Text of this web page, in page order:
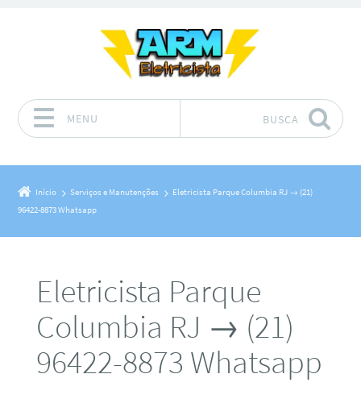
MENU BUSCA
Início Serviços e Manutenções
Eletricista Parque Columbia RJ → (21)
96422-8873 Whatsapp
Eletricista Parque
Columbia RJ → (21)
96422-8873 Whatsapp